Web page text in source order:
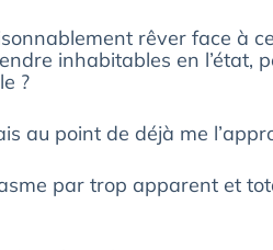
rêver face à
inhabitables en l’état,
?
au point de déjà me
par trop apparent et